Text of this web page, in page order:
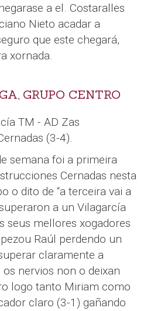
a el. Costaralles
Nieto acadar a
que este chegará,
xornada.
GRUPO CENTRO
TM - AD Zas
(3-4).
semana foi a primeira
Cernadas nesta
o dito de “a terceira vai a
a un Vilagarcía
seus mellores xogadores
Raúl perdendo un
claramente a
nervios non o deixan
logo tanto Miriam como
claro (3-1) gañando